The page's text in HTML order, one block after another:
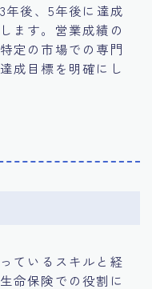
3年後、5年後に達成
ます。営業成績の
定の市場での専門
成目標を明確にし
ているスキルと経
命保険での役割に